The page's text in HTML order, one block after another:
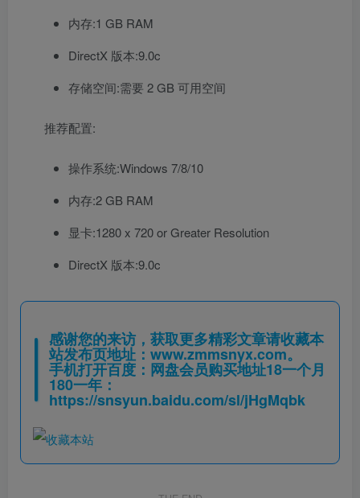
内存:1 GB RAM
DirectX 版本:9.0c
存储空间:需要 2 GB 可用空间
推荐配置:
操作系统:Windows 7/8/10
内存:2 GB RAM
显卡:1280 x 720 or Greater Resolution
DirectX 版本:9.0c
感谢您的来访，获取更多精彩文章请收藏本
站发布页地址： www.zmmsnyx.com。
手机打开百度：网盘会员购买地址18一个月
180一年：
https://snsyun.baidu.com/sl/jHgMqbk